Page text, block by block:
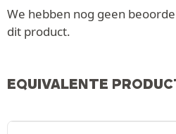
We hebben nog geen
dit product.
EQUIVALENTE